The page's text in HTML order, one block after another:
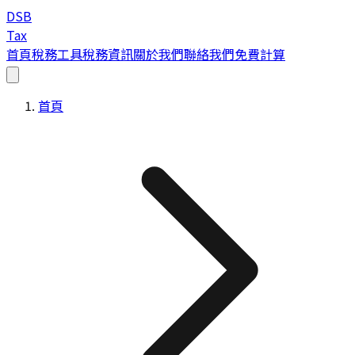
DSB
Tax
首頁稅務工具稅務資訊關於我們聯絡我們免費計算
首頁